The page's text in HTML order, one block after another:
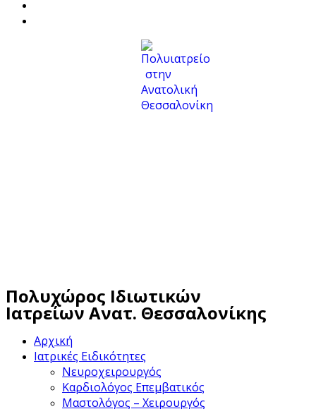
Πολυχώρος Ιδιωτικών
Ιατρείων Ανατ. Θεσσαλονίκης
Αρχική
Ιατρικές Ειδικότητες
Νευροχειρουργός
Καρδιολόγος Επεμβατικός
Μαστολόγος – Χειρουργός